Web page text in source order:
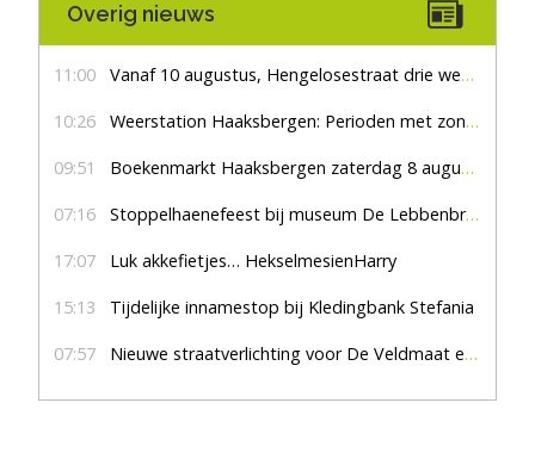
Overig nieuws
11:00 Vanaf 10 augustus, Hengelosestraat drie weken dicht voor doorgaand verkeer
10:26 Weerstation Haaksbergen: Perioden met zon en droog
09:51 Boekenmarkt Haaksbergen zaterdag 8 augustus, marktplein Haaksbergen
07:16 Stoppelhaenefeest bij museum De Lebbenbrugge
17:07 Luk akkefietjes… HekselmesienHarry
15:13 Tijdelijke innamestop bij Kledingbank Stefania
07:57 Nieuwe straatverlichting voor De Veldmaat en De Pas